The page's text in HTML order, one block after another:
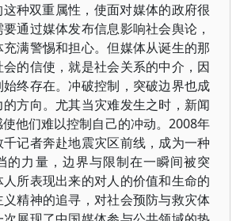
种双重属性，使面对媒体的政府很
通过媒体发布信息影响社会舆论，
满警惕和担心。但媒体从诞生的那
的信使，就是社会关系的中介，因
终存在。冲破控制，突破边界也成
方向。尤其当灾难发生之时，新闻
他们难以控制自己的冲动。2008年
记者奔赴地震灾区前线，成为一种
的力量，边界与限制在一瞬间被突
所表现出来的对人的价值和生命的
精神的追寻，对社会预防与救灾体